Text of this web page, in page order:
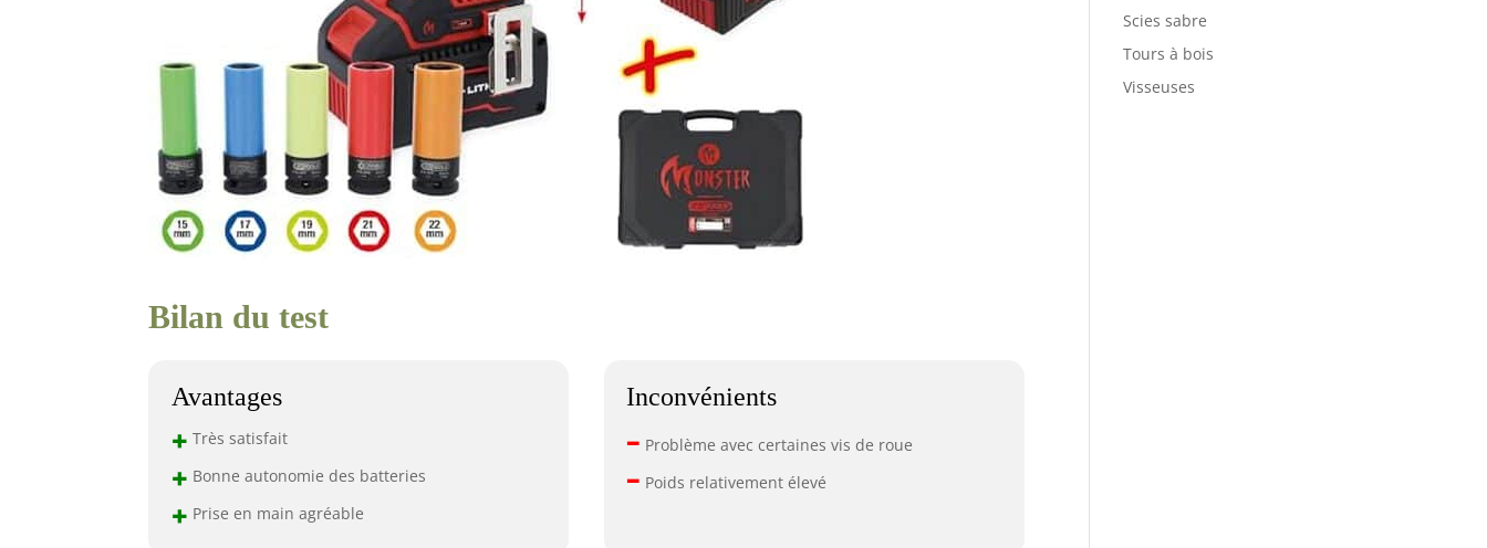
Bilan du test
Avantages
+ Très satisfait
+ Bonne autonomie des batteries
+ Prise en main agréable
Inconvénients
– Problème avec certaines vis de roue
– Poids relativement élevé
Scies sabre
Tours à bois
Visseuses